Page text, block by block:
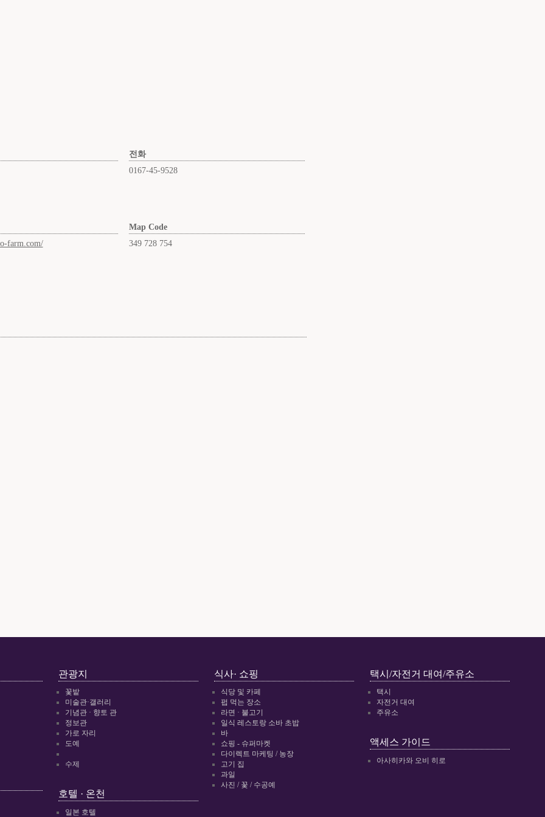
전화
0167-45-9528
farm.com/
Map Code
349 728 754
관광지
꽃밭
미술관·갤러리
기념관 · 향토 관
정보관
가로 자리
도예
수제
호텔 · 온천
일본 호텔
식사· 쇼핑
식당 및 카페
펍 먹는 장소
라면 · 불고기
일식 레스토랑 소바 초밥
바
쇼핑 - 슈퍼마켓
다이렉트 마케팅 / 농장
고기 집
과일
사진 / 꽃 / 수공예
택시/자전거 대여/주유소
택시
자전거 대여
주유소
액세스 가이드
아사히카와 오비 히로